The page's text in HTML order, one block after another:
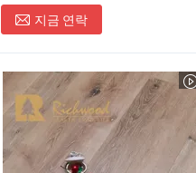
지금 연락